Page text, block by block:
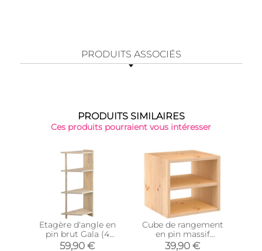
PRODUITS ASSOCIÉS
PRODUITS SIMILAIRES
Ces produits pourraient vous intéresser
Etagère d'angle en
pin brut Gala (4
tablettes)
59,90 €
Cube de rangement
en pin massif
Dinamic (Tablette
39,90 €